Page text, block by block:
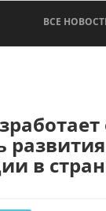
ВСЕ
в